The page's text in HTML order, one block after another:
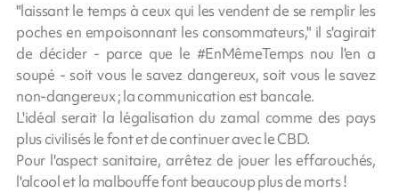
"laissant le temps à ceux qui les vendent de se remplir les
poches en empoisonnant les consommateurs," il s'agirait
de décider - parce que le #EnMêmeTemps nou l'en a
soupé - soit vous le savez dangereux, soit vous le savez
non-dangereux ; la communication est bancale.
L'idéal serait la légalisation du zamal comme des pays
plus civilisés le font et de continuer avec le CBD.
Pour l'aspect sanitaire, arrêtez de jouer les effarouchés,
l'alcool et la malbouffe font beaucoup plus de morts !